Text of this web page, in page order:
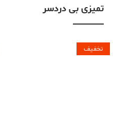
تمیزی بی دردسر
تخفیف